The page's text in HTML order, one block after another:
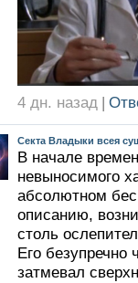
4 дн. назад |
Секта Владыки всея
В начале
невыносимого
абсолютном
описанию,
столь
Его безупречно
затмевал